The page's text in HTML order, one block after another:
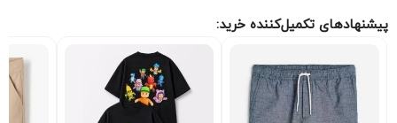
پیشنهادهای تکمیل‌کننده خرید: